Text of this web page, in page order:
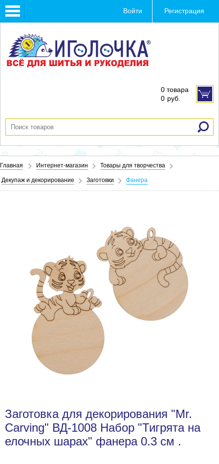
Toggle
navigation
Войти Регистрация
0 товара
0 руб.
Главная Интернет-магазин Товары для творчества
Декупаж и декорирование Заготовки Фанера
Заготовка для декорирования "Mr.
Carving" ВД-1008 Набор "Тигрята на
елочных шарах" фанера 0.3 см .